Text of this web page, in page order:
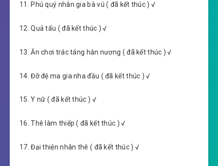
11. Phú quý nhân gia bà vú ( đã kết thúc ) √
12. Quả tẩu ( đã kết thúc ) √
13. Ăn chơi trác táng hắn nương ( đã kết thúc ) √
14. Đỡ đệ ma gia nha đầu ( đã kết thúc ) √
15. Y nữ ( đã kết thúc ) √
16. Thê làm thiếp ( đã kết thúc ) √
17. Đại thiện nhân thê ( đã kết thúc ) √